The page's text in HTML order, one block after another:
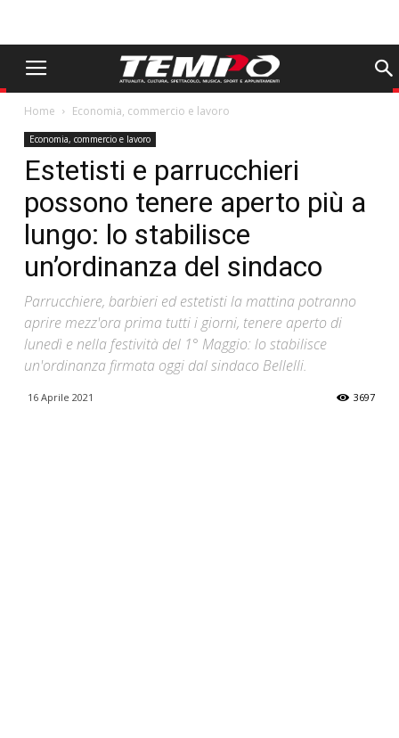
Home Economia, commercio e lavoro
Economia, commercio e lavoro
Estetisti e parrucchieri
possono tenere aperto più a
lungo: lo stabilisce
un’ordinanza del sindaco
Parrucchiere, barbieri ed estetisti la mattina potranno
aprire mezz'ora prima tutti i giorni, tenere aperto di
lunedì e nella festività del 1° Maggio: lo stabilisce
un'ordinanza firmata oggi dal sindaco Bellelli.
16 Aprile 2021 3697